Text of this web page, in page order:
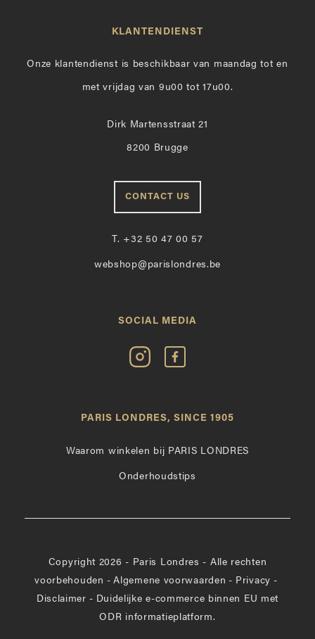
KLANTENDIENST
Onze klantendienst is beschikbaar van maandag tot en
met vrijdag van 9u00 tot 17u00.
Dirk Martensstraat 21
8200 Brugge
CONTACT US
T. +32 50 47 00 57
webshop@parislondres.be
SOCIAL MEDIA
Volg
Paris
Instagram
Vind
op
PARIS LONDRES, SINCE 1905
Waarom winkelen bij PARIS LONDRES
Onderhoudstips
Copyright 2026 - Paris Londres - Alle rechten
voorbehouden - Algemene voorwaarden - Privacy -
Disclaimer - Duidelijke e-commerce binnen EU met
ODR informatieplatform.